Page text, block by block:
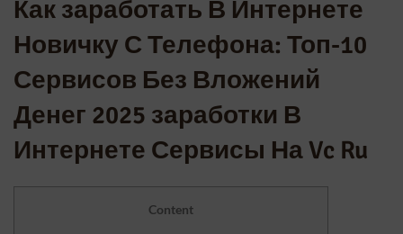
Как заработать В Интернете
Новичку С Телефона: Топ-10
Сервисов Без Вложений
Денег 2025 заработки В
Интернете Сервисы На Vc Ru
Content